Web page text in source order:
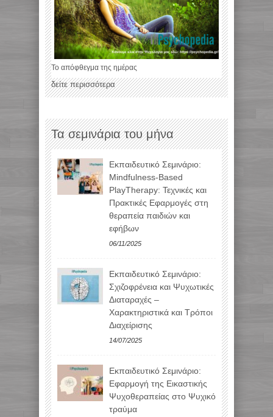
Το απόφθεγμα της ημέρας
δείτε περισσότερα
Τα σεμινάρια του μήνα
Εκπαιδευτικό Σεμινάριο:
Mindfulness-Based
PlayTherapy: Τεχνικές και
Πρακτικές Εφαρμογές στη
θεραπεία παιδιών και
εφήβων
06/11/2025
Εκπαιδευτικό Σεμινάριο:
Σχιζοφρένεια και Ψυχωτικές
Διαταραχές –
Χαρακτηριστικά και Τρόποι
Διαχείρισης
14/07/2025
Εκπαιδευτικό Σεμινάριο:
Εφαρμογή της Εικαστικής
Ψυχοθεραπείας στο Ψυχικό
τραύμα